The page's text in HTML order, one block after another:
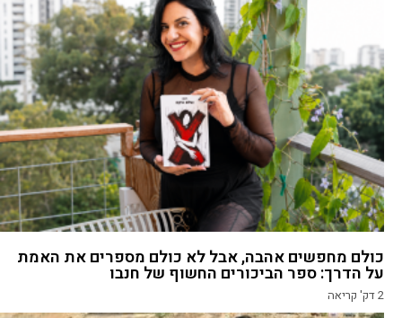
כולם מחפשים אהבה, אבל לא כולם מספרים את האמת
על הדרך: ספר הביכורים החשוף של חנבו
2דק' קריאה